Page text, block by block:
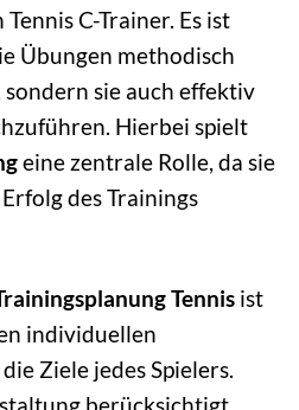
C-Trainer. Es ist
Übungen methodisch
sie auch effektiv
Hierbei spielt
eine zentrale Rolle, da sie
des Trainings
Tennis ist
individuellen
Ziele jedes Spielers.